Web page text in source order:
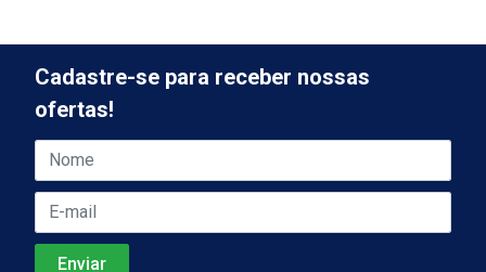
Cadastre-se para receber nossas
ofertas!